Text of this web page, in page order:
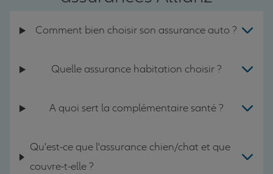
Comment bien choisir son assurance auto ?
Quelle assurance habitation choisir ?
A quoi sert la complémentaire santé ?
Qu'est-ce que l'assurance chien/chat et que
couvre-t-elle ?